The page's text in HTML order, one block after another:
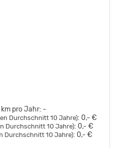
pro Jahr: -
Durchschnitt 10 Jahre): 0,- €
Durchschnitt 10 Jahre): 0,- €
Durchschnitt 10 Jahre): 0,- €